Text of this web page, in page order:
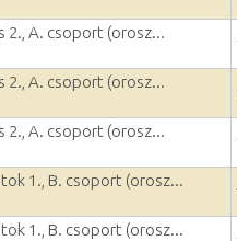
2., A. csoport (orosz...
2., A. csoport (orosz...
2., A. csoport (orosz...
1., B. csoport (orosz...
1., B. csoport (orosz...